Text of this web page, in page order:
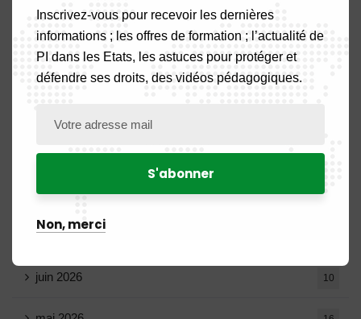
Marques Radiées
Archives
août 2026
juillet 2026
juin 2026 10
Inscrivez-vous pour recevoir les dernières
informations ; les offres de formation ; l’actualité de
PI dans les Etats, les astuces pour protéger et
défendre ses droits, des vidéos pédagogiques.
Non, merci